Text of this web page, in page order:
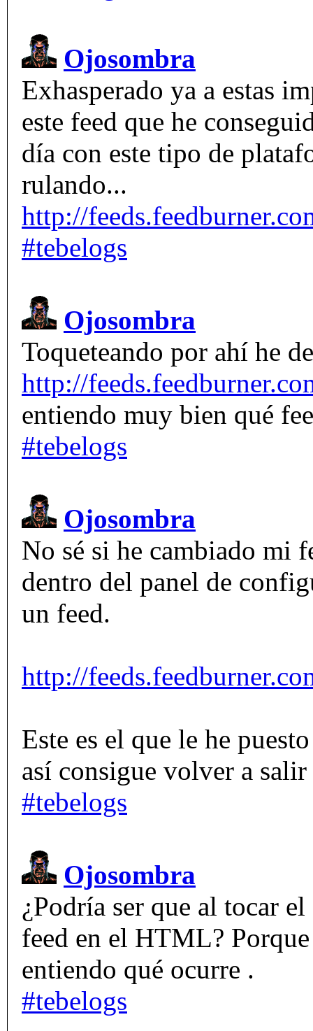
Ojosombra
Exhasperado ya a estas
este feed que he
día con este tipo de
rulando...
http://
#tebelogs
Ojosombra
Toqueteando por ahí he
http://
entiendo muy bien qué
#tebelogs
Ojosombra
No sé si he cambiado mi
dentro del panel de
un feed.
http://
Este es el que le he puesto
así consigue volver a salir
#tebelogs
Ojosombra
¿Podría ser que al tocar
feed en el HTML?
entiendo qué ocurre .
#tebelogs